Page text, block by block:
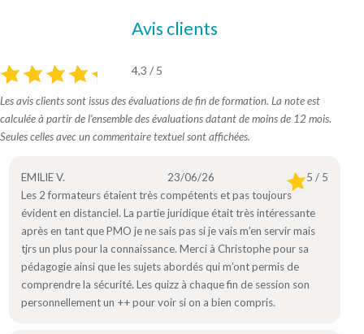
Avis clients
4,3 / 5
Les avis clients sont issus des évaluations de fin de formation. La note est
calculée à partir de l’ensemble des évaluations datant de moins de 12 mois.
Seules celles avec un commentaire textuel sont affichées.
EMILIE V. 23/06/26
5 / 5
Les 2 formateurs étaient très compétents et pas toujours
évident en distanciel. La partie juridique était très intéressante
après en tant que PMO je ne sais pas si je vais m’en servir mais
tjrs un plus pour la connaissance. Merci à Christophe pour sa
pédagogie ainsi que les sujets abordés qui m’ont permis de
comprendre la sécurité. Les quizz à chaque fin de session son
personnellement un ++ pour voir si on a bien compris.